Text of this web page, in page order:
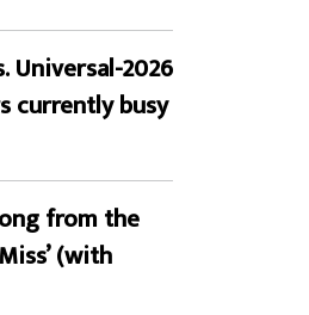
Universal-2026
currently busy
from the
(with